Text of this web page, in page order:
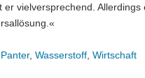
er vielversprechend.
, Wasserstoff, Wirtschaft